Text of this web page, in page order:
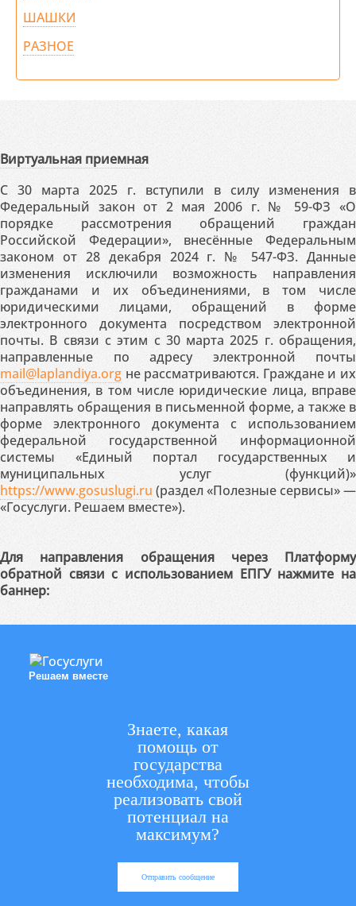
ШАШКИ
РАЗНОЕ
Виртуальная приемная
С 30 марта 2025 г. вступили в силу изменения в
Федеральный закон от 2 мая 2006 г. № 59-ФЗ «О
порядке рассмотрения обращений граждан
Российской Федерации», внесённые Федеральным
законом от 28 декабря 2024 г. № 547-ФЗ. Данные
изменения исключили возможность направления
гражданами и их объединениями, в том числе
юридическими лицами, обращений в форме
электронного документа посредством электронной
почты. В связи с этим с 30 марта 2025 г. обращения,
направленные по адресу электронной почты
mail@laplandiya.org не рассматриваются. Граждане и их
объединения, в том числе юридические лица, вправе
направлять обращения в письменной форме, а также в
форме электронного документа с использованием
федеральной государственной информационной
системы «Единый портал государственных и
муниципальных услуг (функций)»
https://www.gosuslugi.ru (раздел «Полезные сервисы» —
«Госуслуги. Решаем вместе»).
Для направления обращения через Платформу
обратной связи с использованием ЕПГУ нажмите на
баннер:
Решаем вместе
Знаете, какая
помощь от
государства
необходима, чтобы
реализовать свой
потенциал на
максимум?
Отправить сообщение